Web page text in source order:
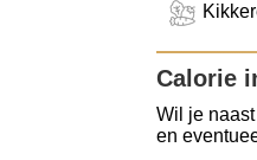
Calorie
Wil je
en